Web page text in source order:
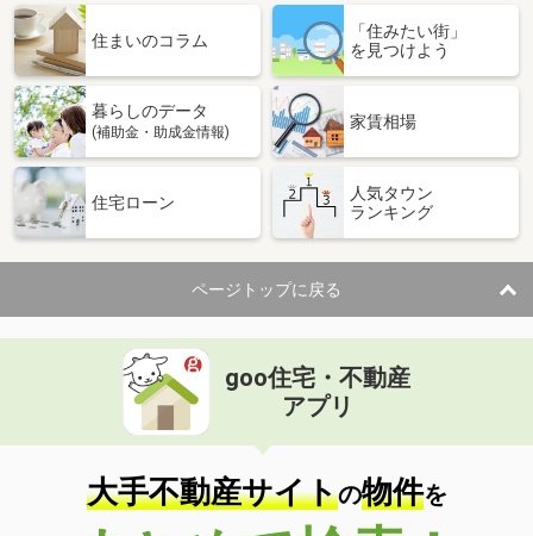
住まいのコラム
「住みたい街」
を見つけよう
暮らしのデータ
(補助金・助成金情報)
家賃相場
住宅ローン
人気タウン
ランキング
ページトップに戻る
goo住宅・不動産
アプリ
大手不動産サイトの物件を